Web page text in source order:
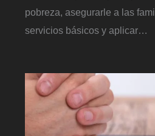
pobreza, asegurarle a las
servicios básicos y aplicar…